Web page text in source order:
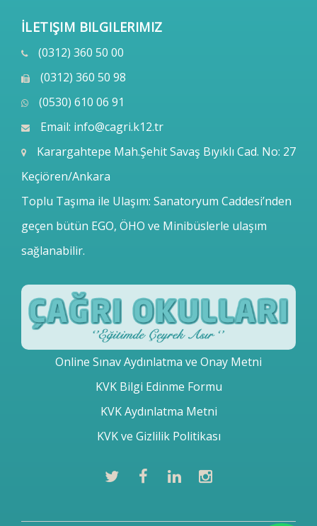
İLETIŞIM BILGILERIMIZ
(0312) 360 50 00
(0312) 360 50 98
(0530) 610 06 91
Email: info@cagri.k12.tr
Karargahtepe Mah.Şehit Savaş Bıyıklı Cad. No: 27
Keçiören/Ankara
Toplu Taşıma ile Ulaşım: Sanatoryum Caddesi’nden
geçen bütün EGO, ÖHO ve Minibüslerle ulaşım
sağlanabilir.
Online Sınav Aydınlatma ve Onay Metni
KVK Bilgi Edinme Formu
KVK Aydınlatma Metni
KVK ve Gizlilik Politikası